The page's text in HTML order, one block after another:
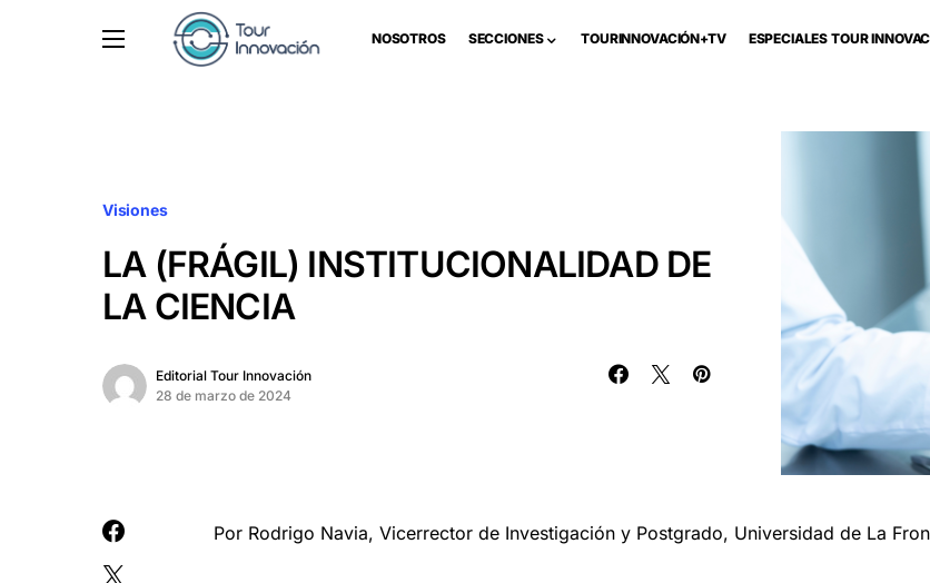
NOSOTROS SECCIONES TOURINNOVACIÓN+TV ESPECIALES TOUR
Visiones
LA (FRÁGIL) INSTITUCIONALIDAD DE
LA CIENCIA
Editorial Tour Innovación
28 de marzo de 2024
Por Rodrigo Navia, Vicerrector de Investigación y Postgrado, Universidad de La